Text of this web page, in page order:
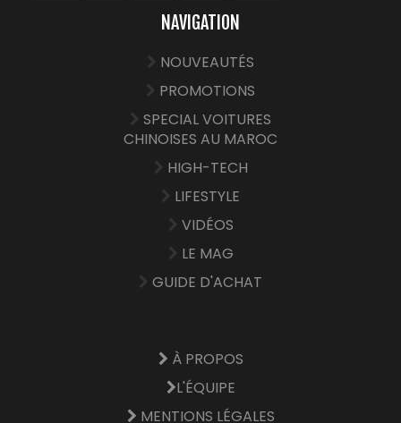
NAVIGATION
NOUVEAUTÉS
PROMOTIONS
SPECIAL VOITURES
CHINOISES AU MAROC
HIGH-TECH
LIFESTYLE
VIDÉOS
LE MAG
GUIDE D'ACHAT
À PROPOS
L'ÉQUIPE
MENTIONS LÉGALES